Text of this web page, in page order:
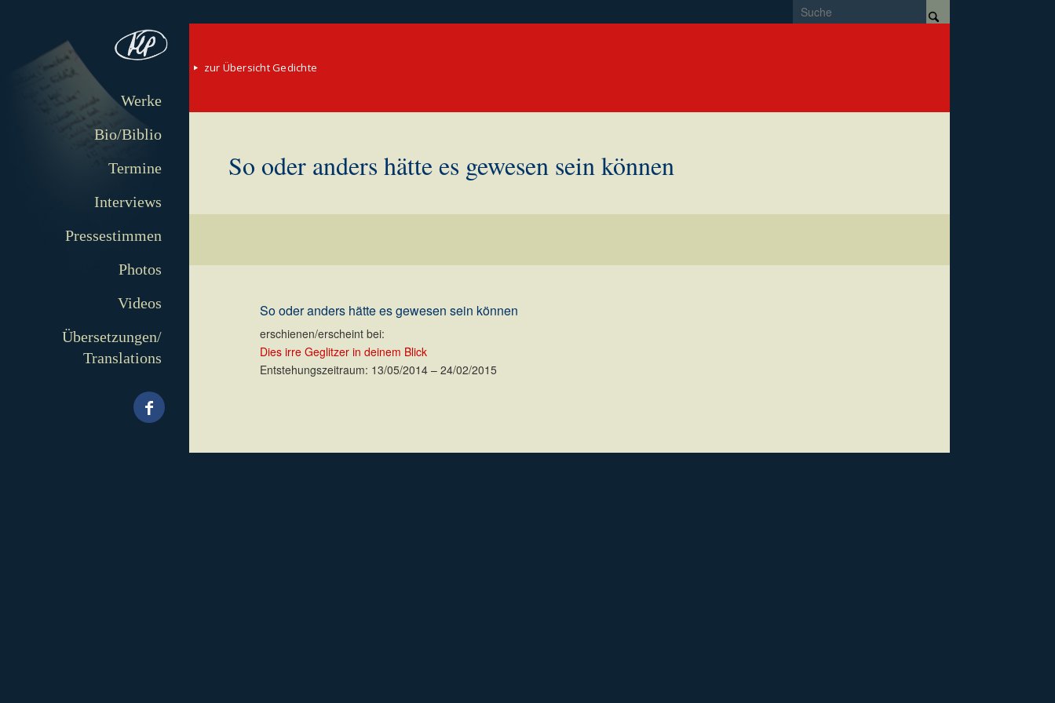
Werke
Bio/Biblio
Termine
Interviews
Pressestimmen
Photos
Videos
Übersetzungen/
Translations
zur Übersicht Gedichte
So oder anders hätte es gewesen sein können
So oder anders hätte es gewesen sein können
erschienen/erscheint bei:
Dies irre Geglitzer in deinem Blick
Entstehungszeitraum: 13/05/2014 – 24/02/2015